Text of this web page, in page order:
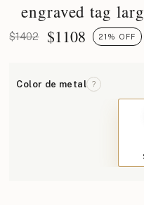
engraved tag
$1402 $1108 21% OFF
Color de metal ?